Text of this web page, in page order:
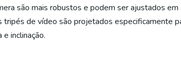
são mais robustos e podem ser ajustados
de vídeo são projetados especificamente
inclinação.